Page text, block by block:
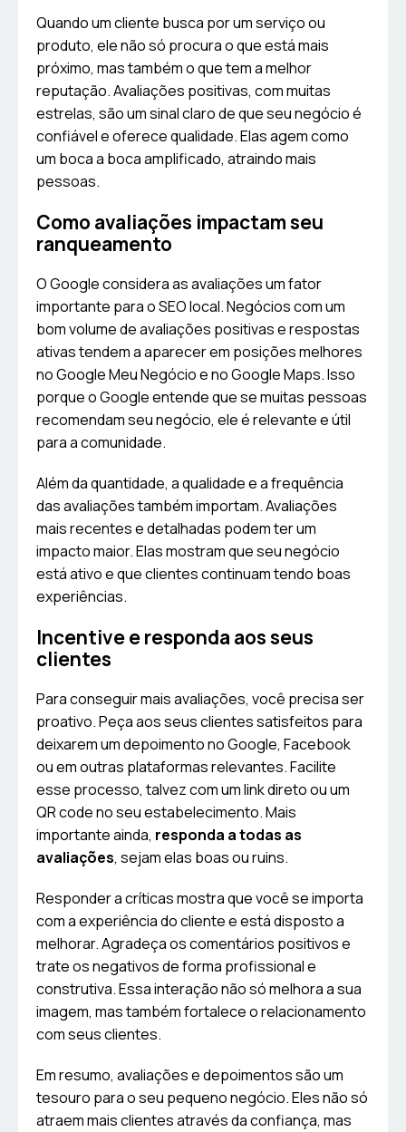
Quando um cliente busca por um serviço ou
produto, ele não só procura o que está mais
próximo, mas também o que tem a melhor
reputação. Avaliações positivas, com muitas
estrelas, são um sinal claro de que seu negócio é
confiável e oferece qualidade. Elas agem como
um boca a boca amplificado, atraindo mais
pessoas.
Como avaliações impactam seu
ranqueamento
O Google considera as avaliações um fator
importante para o SEO local. Negócios com um
bom volume de avaliações positivas e respostas
ativas tendem a aparecer em posições melhores
no Google Meu Negócio e no Google Maps. Isso
porque o Google entende que se muitas pessoas
recomendam seu negócio, ele é relevante e útil
para a comunidade.
Além da quantidade, a qualidade e a frequência
das avaliações também importam. Avaliações
mais recentes e detalhadas podem ter um
impacto maior. Elas mostram que seu negócio
está ativo e que clientes continuam tendo boas
experiências.
Incentive e responda aos seus
clientes
Para conseguir mais avaliações, você precisa ser
proativo. Peça aos seus clientes satisfeitos para
deixarem um depoimento no Google, Facebook
ou em outras plataformas relevantes. Facilite
esse processo, talvez com um link direto ou um
QR code no seu estabelecimento. Mais
importante ainda, responda a todas as
avaliações, sejam elas boas ou ruins.
Responder a críticas mostra que você se importa
com a experiência do cliente e está disposto a
melhorar. Agradeça os comentários positivos e
trate os negativos de forma profissional e
construtiva. Essa interação não só melhora a sua
imagem, mas também fortalece o relacionamento
com seus clientes.
Em resumo, avaliações e depoimentos são um
tesouro para o seu pequeno negócio. Eles não só
atraem mais clientes através da confiança, mas